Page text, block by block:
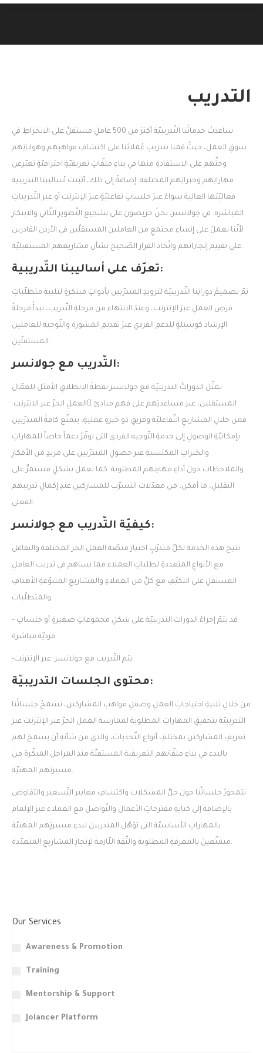
التدريب
ساعدتْ خدماتُنا التّدريبيّة أكثرَ من 500 عاملٍ مستقلٍّ على الانخراطِ في
سوقِ العمل، حيثُ قمنا بتدريبِ عُملائنا على اكتشافِ مواهبِهم وهواياتِهم
وحثِّهم على الاستفادةِ منها في بناءِ ملفّاتٍ تعريفيّةٍ احترافيّةٍ تعبّرعن
مهاراتِهم وخبراتِهم المختلفة. إضافةً إلى ذلك، أثبتت أساليبنا التدريبية
فعاليّتها العالية سواءً عبرَ جلساتٍ تفاعليّةٍ عبرَ الإنترنت أو عبر التّدريباتِ
المباشرة. في جولانسر، نحنُ حريصون على تشجيع التّطويرِ الذّاتي والابتكارِ
لأنّنا نعملُ على إنشاءِ مجتمعٍ من العاملين المستقلّين في الأردن القادرين
على تقييم إنجازاتهم واتّخاذ القرار الصّحيح بشأن مشاريعهم المستقبليّة.
تعرّف على أساليبنا التّدريبية:
تمّ تصميمُ دوراتِنا التّدريبيّة لتزويدِ المتدرّبين بأدواتٍ مبتكرةٍ لتلبيةِ متطلّباتِ
فرصِ العملِ عبرَ الإنترنت، وعندَ الانتهاء من مرحلةِ التّدريب، تبدأُ مرحلةُ
الإرشاد كوسيلةٍ للدعمِ الفردي عبرَ تقديمِ المشورة والتّوجيه للعاملين
المستقلّين.
التّدريب مع جولانسر:
تمثّل الدوراتُ التدريبيّة مع جولانسر نقطةَ الانطلاقِ الأمثل للعمّال
المستقلين، عبر مساعدتِهم على فهمِ مبادئ ِالعملِ الحرِّ عبر الانترنت.
فمن خلالِ المشاريعِ التّفاعليّة وفريقٍ ذو خبرةٍ عمليةٍ، يتمتّع كافةُ المتدرّبين
بإمكانيّةِ الوصولِ إلى خدمةِ التّوجيه الفردي التي توفّرُ دعماً خاصاً للمهاراتِ
والخبراتِ المكتسبةِ عبر حصولِ المتدرّبين على مزيدٍ من الأفكارِ
والملاحظات حولَ أداءِ مهامِهم المطلوبة. كما نعمل بشكلٍ مستمرٍّ على
التقليلِ، ما أمكن، من معدّلات التسرّب للمشاركين عندِ إكمالِ تدريبهم
الفعلي.
كيفيّة التّدريب مع جولانسر:
تتيح هذه الخدمة لكلِّ متدرّبٍ اختيارَ منصّة العمل الحر المختلفة والتفاعل
مع الأنواعِ المتعددةِ لطلباتِ العملاء مما يساهم في تدريب العاملِ
المستقلِ على التكيّفِ مع كلٍّ من العملاءِ والمشاريعِ المتنوّعةِ الأهدافِ
والمتطلّبات.
– قد يتمّ إجراءُ الدورات التدريبيّة على شكلِ مجموعاتٍ صغيرةٍ أو جلساتٍ
فرديّة مباشرة.
-يتم التّدريب مع جولانسر: عبر الإنترنت
محتوى الجلسات التدريبيّة:
من خلالِ تلبيةِ احتياجاتِ العملِ وصقلِ مواهبِ المشاركين، تسمحُ جلساتُنا
التدريبيّة بتحقيقِ المهاراتِ المطلوبة لممارسة العمل الحرّ عبر الإنترنت عبر
تعريفِ المشاركين بمختلفِ أنواع التّحديات، والذي من شأنهِ أن يسمحَ لهم
بالبدء في بناءِ ملفّاتهم التعريفية المستقلّة منذ المراحل المبكّرة من
مسيرتهم المهنيّة.
تتمحورُ جلساتُنا حولَ حلِّ المشكلات واكتشافِ معايير التّسعير والتفاوض
بالإضافة إلى كتابةِ مقترحاتِ الأعمال والتّواصل مع العملاء عبرَ الإلمام
بالمهاراتِ الأساسيّة التي تؤهّل المتدربين لبدءِ مسيرتٍهم المهنيّة
متمتّعينَ بالمعرفةِ المطلوبة والثّقة اللّازمة لإنجازِ المشاريعِ المتعدّدة.
Our Services
Awareness & Promotion
Training
Mentorship & Support
Jolancer Platform